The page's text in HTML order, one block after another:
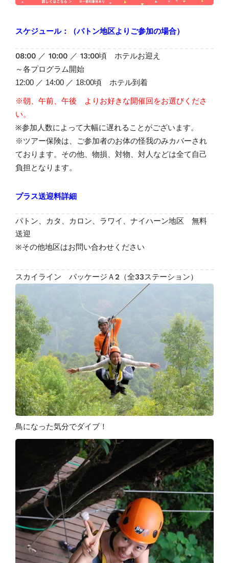
スケジュール： （パトン地区よりご参加の場合）
08:00 ／ 10:00 ／ 13:00頃 ホテルお迎え
～各プログラム開始
12:00 ／ 14:00 ／ 18:00頃 ホテル到着
※朝、午前、午後 よりお好きな開催回をお選びくださ
い。
※参加人数によって大幅に遅れることがございます。
※ツアー保険は、ご参加者のお体の怪我のみカバーされ
ております。その他、物損、対物、対人などは全て自己
負担となります。
プラス送迎料詳細
パトン、カタ、カロン、ラワイ、ナイハーン地区 無料
送迎
※その他地区はお問い合わせください
スカイライン パッケージＡ2（全33ステーション）
鳥になった気分でダイブ！